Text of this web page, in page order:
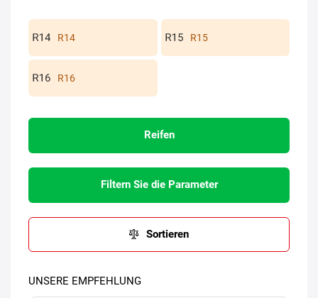
R14 R15
R16
Reifen
Filtern Sie die Parameter
Sortieren
UNSERE EMPFEHLUNG